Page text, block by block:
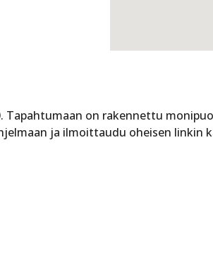
Tapahtumaan on rakennettu
ja ilmoittaudu oheisen linkin